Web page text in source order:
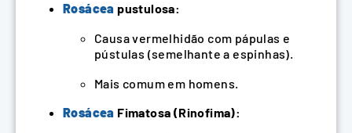
Rosácea pustulosa:
Causa vermelhidão com pápulas e
pústulas (semelhante a espinhas).
Mais comum em homens.
Rosácea Fimatosa (Rinofima):